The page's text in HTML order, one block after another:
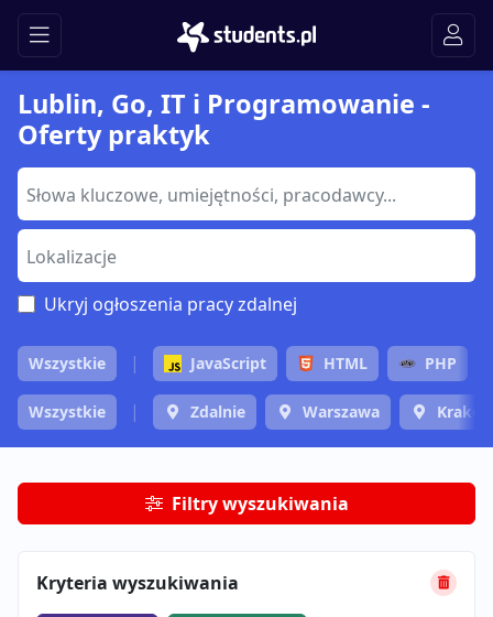
Lublin, Go, IT i Programowanie -
Oferty praktyk
Ukryj ogłoszenia pracy zdalnej
Wszystkie JavaScript HTML PHP
Wszystkie Zdalnie Warszawa
Filtry wyszukiwania
Kryteria wyszukiwania